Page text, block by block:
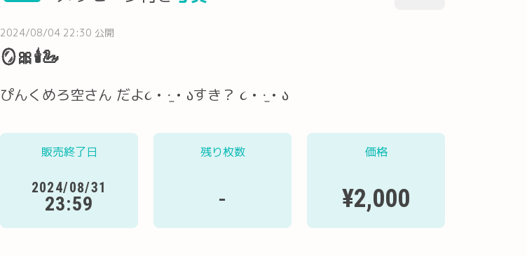
2024/08/04 22:30 公開
🪞🎀🕯🦢
ぴんくめろ空さん‎ だよ૮ • ·̫ • აすき？‎ ૮ • ·̫ • ა
販売終了日
2024/08/31
23:59
残り枚数
-
価格
¥2,000